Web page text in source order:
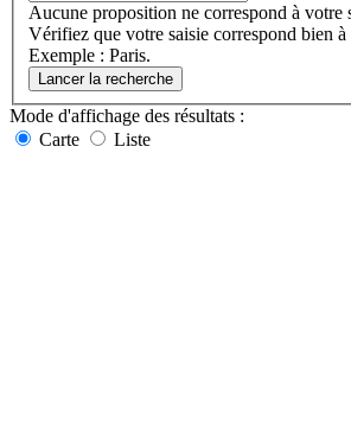
Aucune proposition ne correspond à votre
Vérifiez que votre saisie correspond bien à
Exemple : Paris.
Lancer la recherche
Mode d'affichage des résultats :
Carte
Liste